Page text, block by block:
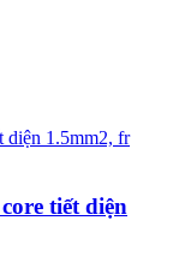
tiết diện